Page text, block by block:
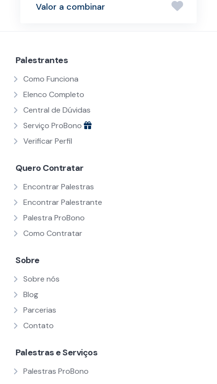
Valor a combinar
Palestrantes
Como Funciona
Elenco Completo
Central de Dúvidas
Serviço ProBono
Verificar Perfil
Quero Contratar
Encontrar Palestras
Encontrar Palestrante
Palestra ProBono
Como Contratar
Sobre
Sobre nós
Blog
Parcerias
Contato
Palestras e Serviços
Palestras ProBono